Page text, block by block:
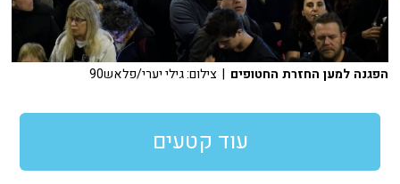
הפגנה למען החזרת החטופים | צילום: גילי יערי/פלאש90
עוד קטעים